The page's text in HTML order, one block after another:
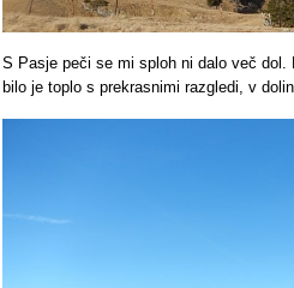
S Pasje peči se mi sploh ni dalo več
bilo je toplo s prekrasnimi razgledi, v